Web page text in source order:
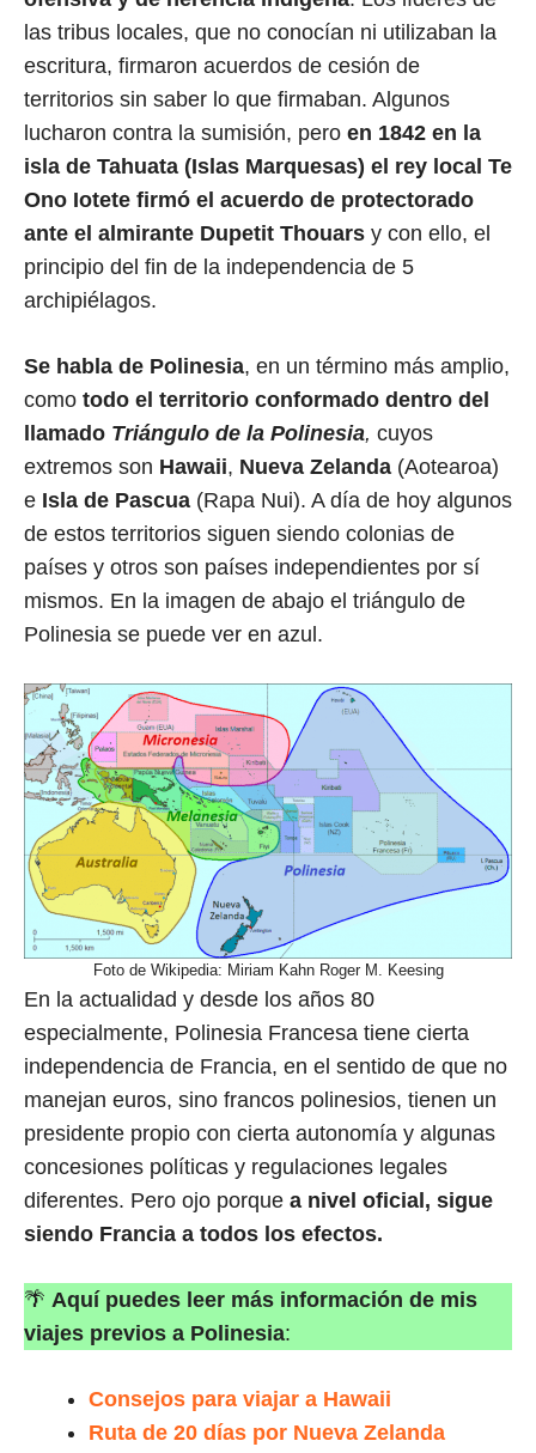
las tribus locales, que no conocían ni utilizaban la
escritura, firmaron acuerdos de cesión de
territorios sin saber lo que firmaban. Algunos
lucharon contra la sumisión, pero en 1842 en la
isla de Tahuata (Islas Marquesas) el rey local Te
Ono Iotete firmó el acuerdo de protectorado
ante el almirante Dupetit Thouars y con ello, el
principio del fin de la independencia de 5
archipiélagos.
Se habla de Polinesia, en un término más amplio,
como todo el territorio conformado dentro del
llamado Triángulo de la Polinesia, cuyos
extremos son Hawaii, Nueva Zelanda (Aotearoa)
e Isla de Pascua (Rapa Nui). A día de hoy algunos
de estos territorios siguen siendo colonias de
países y otros son países independientes por sí
mismos. En la imagen de abajo el triángulo de
Polinesia se puede ver en azul.
Foto de Wikipedia: Miriam Kahn Roger M. Keesing
En la actualidad y desde los años 80
especialmente, Polinesia Francesa tiene cierta
independencia de Francia, en el sentido de que no
manejan euros, sino francos polinesios, tienen un
presidente propio con cierta autonomía y algunas
concesiones políticas y regulaciones legales
diferentes. Pero ojo porque a nivel oficial, sigue
siendo Francia a todos los efectos.
🌴 Aquí puedes leer más información de mis
viajes previos a Polinesia:
Consejos para viajar a Hawaii
Ruta de 20 días por Nueva Zelanda